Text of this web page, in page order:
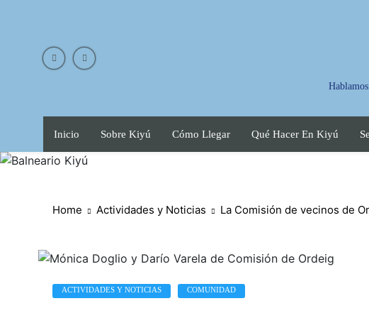
Inicio Sobre Kiyú Cómo Llegar Qué Hacer En Kiyú
Home Actividades y Noticias La Comisión de vecinos de
ACTIVIDADES Y NOTICIAS COMUNIDAD